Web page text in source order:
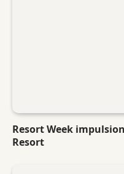
Resort Week
Resort